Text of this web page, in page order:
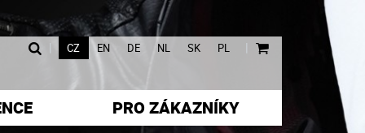
CZ EN DE NL SK PL |
PRO ZÁKAZNÍKY